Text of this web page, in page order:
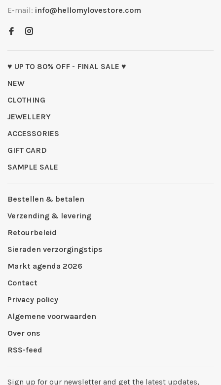
E-mail: info@hellomylovestore.com
♥ UP TO 80% OFF - FINAL SALE ♥
NEW
CLOTHING
JEWELLERY
ACCESSORIES
GIFT CARD
SAMPLE SALE
Bestellen & betalen
Verzending & levering
Retourbeleid
Sieraden verzorgingstips
Markt agenda 2026
Contact
Privacy policy
Algemene voorwaarden
Over ons
RSS-feed
Sign up for our newsletter and get the latest updates,